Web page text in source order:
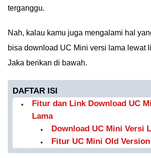
terganggu.
Nah, kalau kamu juga mengalami hal
bisa download UC Mini versi lama lewat
Jaka berikan di bawah.
DAFTAR ISI
Fitur dan Link Download UC
Lama
Download UC Mini Versi
Fitur UC Mini Old Version